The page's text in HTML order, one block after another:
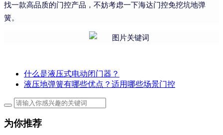
找一款高品质的门控产品，不妨考虑一下海达门控免挖坑地弹
簧。
什么是液压式电动闭门器？
液压地弹簧有哪些优点？适用哪些场景门控
为你推荐